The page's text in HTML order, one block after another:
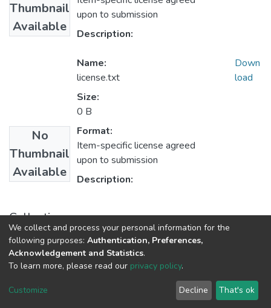
Thumbnail
Available
upon to submission
Description:
No
Thumbnail
Available
Name:
license.txt
Size:
0 B
Format:
Item-specific license agreed
upon to submission
Description:
Down
load
Collections
1.1.2. Informes Finales
DSpace software copyright © 2002-2026
Cookie
End User
Agreement
Send
Feedback
We collect and process your personal information for the
following purposes: Authentication, Preferences,
Acknowledgement and Statistics.
To learn more, please read our privacy policy.
Customize Decline That's ok